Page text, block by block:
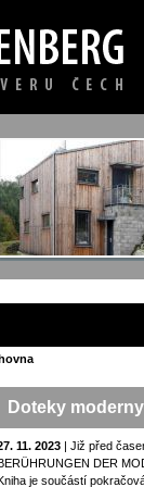
Doteky
11. 2023 | Již před
DER
je součástí